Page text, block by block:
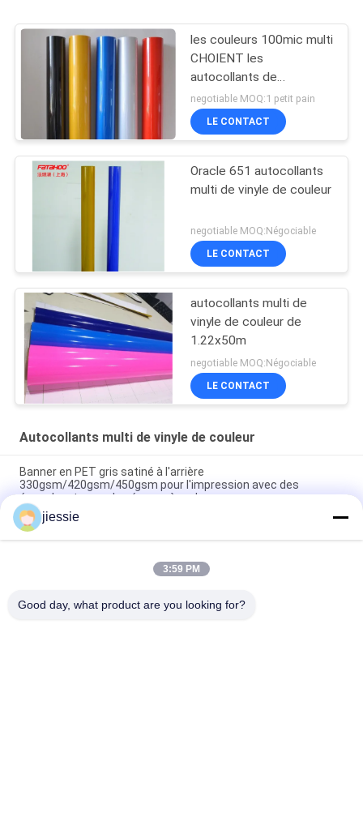
les couleurs 100mic multi
CHOIENT les
autocollants de
recouvrement de vinyle
réfléchi
negotiable MOQ:1 petit pain
LE CONTACT
Oracle 651 autocollants
multi de vinyle de couleur
negotiable MOQ:Négociable
LE CONTACT
autocollants multi de
vinyle de couleur de
1.22x50m
negotiable MOQ:Négociable
LE CONTACT
Autocollants multi de vinyle de couleur
Banner en PET gris satiné à l'arrière
330gsm/420gsm/450gsm pour l'impression avec des
écosolvants pour les écrans à rouleaux
Film adhésif de vitrine en vinyle en carton mat / brillant PVC
autocollant couleur de coupe vinyle
Différentes couleurs brillantes/Matte Color Cutting Vinyl
jiessie
3:59 PM
Good day, what product are you looking for?